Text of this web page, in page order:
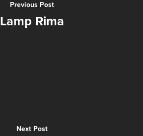
Previous Post
Lamp Rima
Next Post